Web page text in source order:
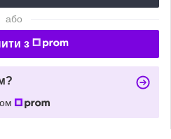
або
з